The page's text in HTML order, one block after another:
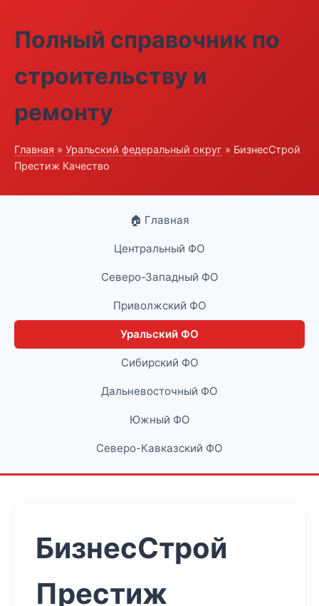
Полный справочник по
строительству и
ремонту
Главная » Уральский федеральный округ » БизнесСтрой
Престиж Качество
🏠 Главная
Центральный ФО
Северо-Западный ФО
Приволжский ФО
Уральский ФО
Сибирский ФО
Дальневосточный ФО
Южный ФО
Северо-Кавказский ФО
БизнесСтрой
Престиж